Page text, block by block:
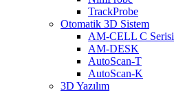
TrackProbe
Otomatik 3D Sistem
AM-CELL C Serisi
AM-DESK
AutoScan-T
AutoScan-K
3D Yazılım